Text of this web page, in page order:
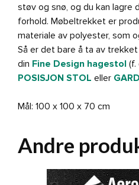
støv og snø, og du kan lagre
forhold. Møbeltrekket er
materiale av polyester, som
Så er det bare å ta av
din Fine Design hagestol (f.
POSISJON STOL eller
Mål: 100 x 100 x 70 cm
Andre